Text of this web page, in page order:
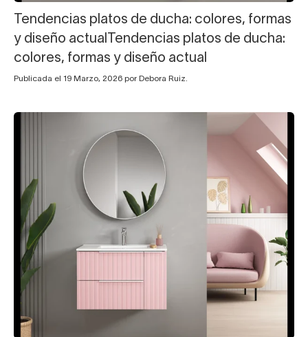
Tendencias platos de ducha: colores, formas
y diseño actualTendencias platos de ducha:
colores, formas y diseño actual
Publicada el 19 Marzo, 2026 por Debora Ruiz.